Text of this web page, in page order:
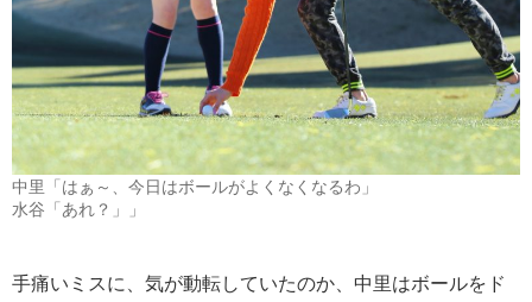
中里「はぁ～、今日はボールがよくなくなるわ」
水谷「あれ？」」
手痛いミスに、気が動転していたのか、中里はボールをド